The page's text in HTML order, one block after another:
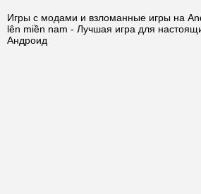
Игры с модами и взломанные игры на
lên miền nam - Лучшая игра для
Андроид